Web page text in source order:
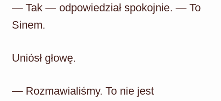
— Tak — odpowiedział spokojnie. — To
Sinem.
Uniósł głowę.
— Rozmawialiśmy. To nie jest